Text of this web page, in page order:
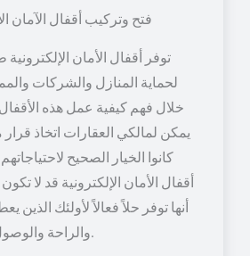
توفر أقفال الأمان
لحماية المنازل والشركات
خلال فهم كيفية عمل هذه الأقفال
يمكن لمالكي العقارات اتخاذ
كانوا الخيار الصحيح
أقفال الأمان الإلكترونية قد لا
أنها توفر حلاً فعالاً لأولئك الذين
والراحة والوصول القابل للتخصيص.